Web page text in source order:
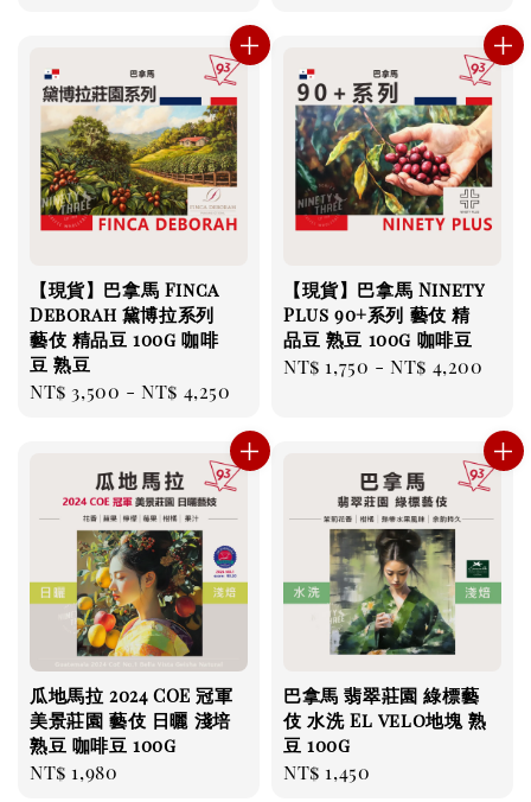
【現貨】巴拿馬 Finca
Deborah 黛博拉系列
藝伎 精品豆 100g 咖啡
豆 熟豆
Regular
NT$ 3,500 -NT$ 4,250
【現貨】巴拿馬 Ninety
Plus 90+系列 藝伎 精
品豆 熟豆 100g 咖啡豆
Regular
NT$ 1,750 -NT$ 4,200
瓜地馬拉 2024 COE 冠軍
美景莊園 藝伎 日曬 淺培
熟豆 咖啡豆 100g
Regular
NT$ 1,980
巴拿馬 翡翠莊園 綠標藝
伎 水洗 El velo地塊 熟
豆 100g
Regular
NT$ 1,450